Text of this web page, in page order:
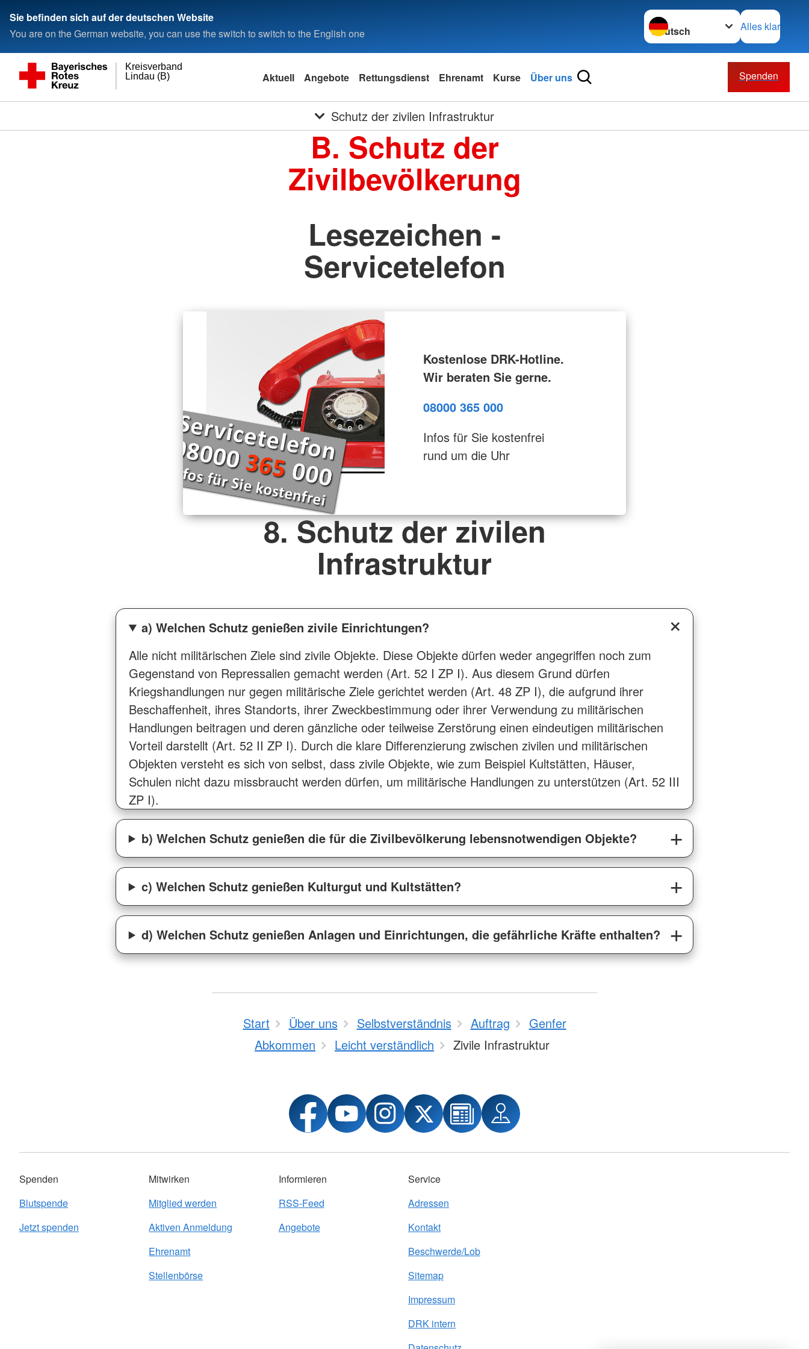
Sie befinden sich auf der deutschen Website
You are on the German website, you can use the switch to switch to the English one
Sprache wechseln zu
Alles klar
Lindau (B)
Kreisverband
Aktuell Angebote Rettungsdienst Ehrenamt Kurse Über uns Spenden
Schutz der zivilen Infrastruktur
B. Schutz der
Zivilbevölkerung
Lesezeichen -
Servicetelefon
Kostenlose DRK-Hotline.
Wir beraten Sie gerne.
08000 365 000
Infos für Sie kostenfrei
rund um die Uhr
8. Schutz der zivilen
Infrastruktur
a) Welchen Schutz genießen zivile Einrichtungen?
Alle nicht militärischen Ziele sind zivile Objekte. Diese Objekte dürfen weder angegriffen noch zum
Gegenstand von Repressalien gemacht werden (Art. 52 I ZP I). Aus diesem Grund dürfen
Kriegshandlungen nur gegen militärische Ziele gerichtet werden (Art. 48 ZP I), die aufgrund ihrer
Beschaffenheit, ihres Standorts, ihrer Zweckbestimmung oder ihrer Verwendung zu militärischen
Handlungen beitragen und deren gänzliche oder teilweise Zerstörung einen eindeutigen militärischen
Vorteil darstellt (Art. 52 II ZP I). Durch die klare Differenzierung zwischen zivilen und militärischen
Objekten versteht es sich von selbst, dass zivile Objekte, wie zum Beispiel Kultstätten, Häuser,
Schulen nicht dazu missbraucht werden dürfen, um militärische Handlungen zu unterstützen (Art. 52 III
ZP I).
b) Welchen Schutz genießen die für die Zivilbevölkerung lebensnotwendigen Objekte?
c) Welchen Schutz genießen Kulturgut und Kultstätten?
d) Welchen Schutz genießen Anlagen und Einrichtungen, die gefährliche Kräfte enthalten?
Start Über uns Selbstverständnis Auftrag
Genfer
Abkommen
Leicht verständlich Zivile Infrastruktur
Spenden
Blutspende
Jetzt spenden
Mitwirken
Mitglied werden
Aktiven Anmeldung
Ehrenamt
Stellenbörse
Informieren
RSS-Feed
Angebote
Service
Adressen
Kontakt
Beschwerde/Lob
Sitemap
Impressum
DRK intern